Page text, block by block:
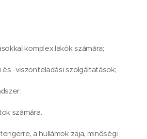
komplex lakók számára;
-viszonteladási szolgáltatások;
számára.
a hullámok zaja, minőségi